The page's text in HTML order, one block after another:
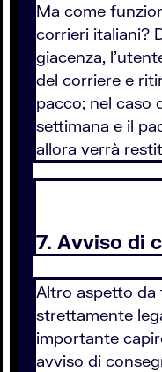
Ma come
corrieri italiani?
giacenza,
del corriere e
pacco; nel caso
settimana e il
allora verrà
7. Avviso di
Altro aspetto da
strettamente
importante
avviso di